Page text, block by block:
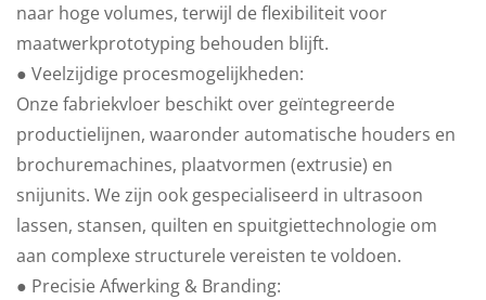
naar hoge volumes, terwijl de flexibiliteit voor
maatwerkprototyping behouden blijft.
● Veelzijdige procesmogelijkheden:
Onze fabriekvloer beschikt over geïntegreerde
productielijnen, waaronder automatische houders en
brochuremachines, plaatvormen (extrusie) en
snijunits. We zijn ook gespecialiseerd in ultrasoon
lassen, stansen, quilten en spuitgiettechnologie om
aan complexe structurele vereisten te voldoen.
● Precisie Afwerking & Branding: